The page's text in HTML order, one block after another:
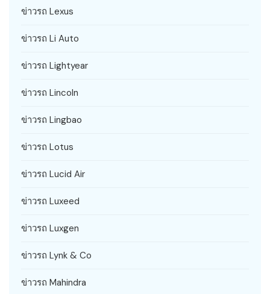
ข่าวรถ Lexus
ข่าวรถ Li Auto
ข่าวรถ Lightyear
ข่าวรถ Lincoln
ข่าวรถ Lingbao
ข่าวรถ Lotus
ข่าวรถ Lucid Air
ข่าวรถ Luxeed
ข่าวรถ Luxgen
ข่าวรถ Lynk & Co
ข่าวรถ Mahindra